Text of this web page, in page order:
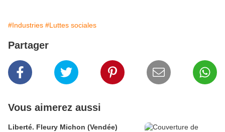
#Industries #Luttes sociales
Partager
Vous aimerez aussi
Liberté. Fleury Michon (Vendée)